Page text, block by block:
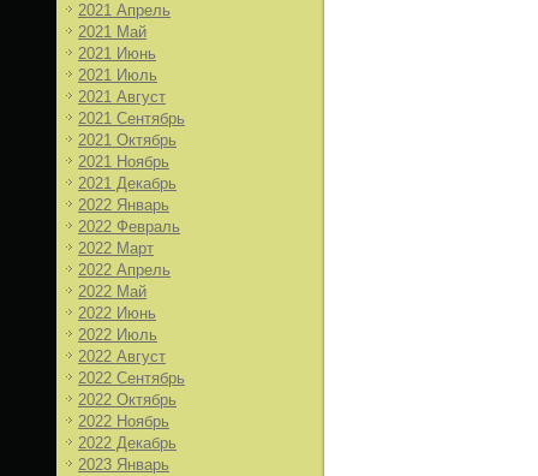
2021 Апрель
2021 Май
2021 Июнь
2021 Июль
2021 Август
2021 Сентябрь
2021 Октябрь
2021 Ноябрь
2021 Декабрь
2022 Январь
2022 Февраль
2022 Март
2022 Апрель
2022 Май
2022 Июнь
2022 Июль
2022 Август
2022 Сентябрь
2022 Октябрь
2022 Ноябрь
2022 Декабрь
2023 Январь